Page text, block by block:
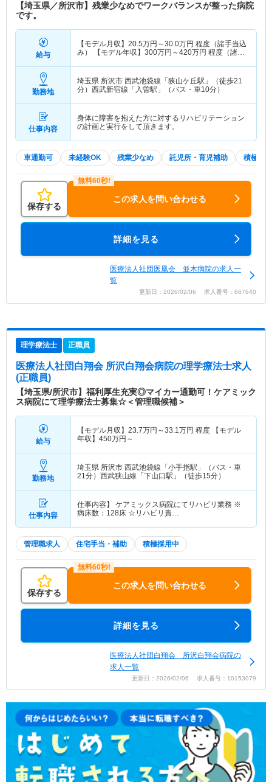
【埼玉県／所沢市】残業少なめでワークバランスが整った病院
です。
給与
【モデル月収】 20.5万円～30.0万円 程度（諸手当込
み） 【モデル年収】 300万円～420万円 程度（諸手
勤務地
埼玉県 所沢市 西武池袋線「狭山ケ丘駅」（徒歩21
分）西武新宿線「入曽駅」（バス・車10分）
仕事内容
身体に障害を抱えた方に対するリハビリテーション
の計画と実行をして頂きます。
車通勤可 未経験OK 残業少なめ 託児所・育児補助 積極採
保存する
この求人を問い合わせる
詳細を見る
医療法人社団医凰会 並木病院の求人一
覧
更新日：2026/02/06 求人番号：667640
理学療法士 正職員
医療法人社団白翔会 所沢白翔会病院の理学療法士求人
(正職員)
【埼玉県/所沢市】福利厚生充実◎マイカー通勤可！ケアミック
ス病院にて理学療法士募集☆＜管理職候補＞
給与
【モデル月収】 23.7万円～33.1万円 程度 【モデル
年収】 450万円～
勤務地
埼玉県 所沢市 西武池袋線「小手指駅」（バス・車
21分）西武狭山線「下山口駅」（徒歩15分）
仕事内容
仕事内容】 ケアミックス病院にてリハビリ業務 ※
病床数：128床 ☆リハビリ責…
管理職求人 住宅手当・補助 積極採用中
保存する
この求人を問い合わせる
詳細を見る
医療法人社団白翔会 所沢白翔会病院の
求人一覧
更新日：2026/02/06 求人番号：10153079